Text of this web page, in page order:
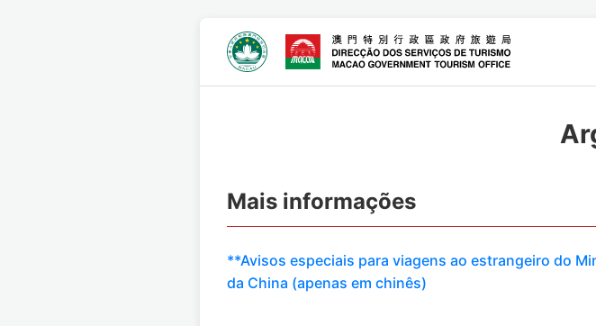
Mais informações
**Avisos especiais para viagens ao estrangeiro do
da China (apenas em chinês)